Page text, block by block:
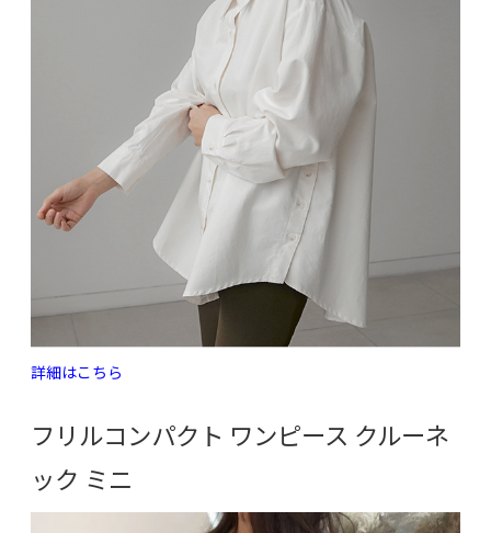
詳細はこちら
フリルコンパクト ワンピース クルーネ
ック ミニ